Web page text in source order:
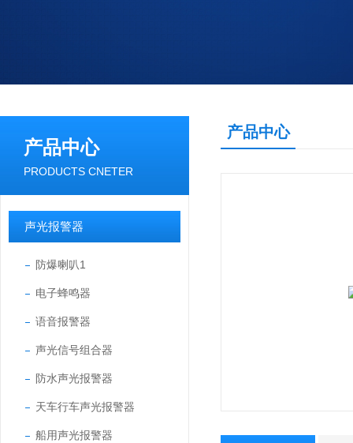
产品中心
PRODUCTS CNETER
声光报警器
防爆喇叭1
电子蜂鸣器
语音报警器
声光信号组合器
防水声光报警器
天车行车声光报警器
船用声光报警器
产品中心